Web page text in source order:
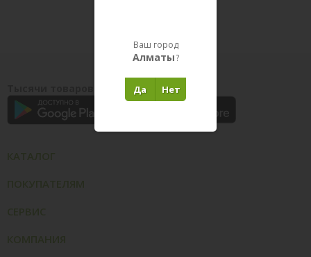
Тысячи товаров у вас на ладони
Ваш город
Алматы?
Нет
Да